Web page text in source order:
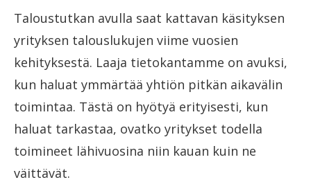
Taloustutkan avulla saat kattavan käsityksen
yrityksen talouslukujen viime vuosien
kehityksestä. Laaja tietokantamme on avuksi,
kun haluat ymmärtää yhtiön pitkän aikavälin
toimintaa. Tästä on hyötyä erityisesti, kun
haluat tarkastaa, ovatko yritykset todella
toimineet lähivuosina niin kauan kuin ne
väittävät.